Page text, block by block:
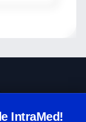
IntraMed!